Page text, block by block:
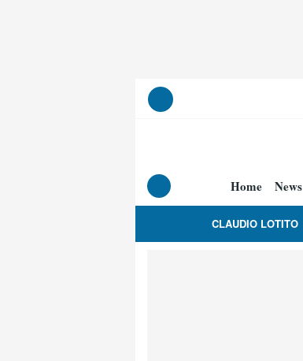
Home News
CLAUDIO LOTITO